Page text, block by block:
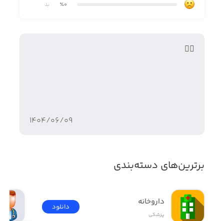
٪0 بد
👍🏼
۱۴۰۴/۰۶/۰۹
برترین‌های دسته‌بندی
داروخانه
پزشکی
دانلود